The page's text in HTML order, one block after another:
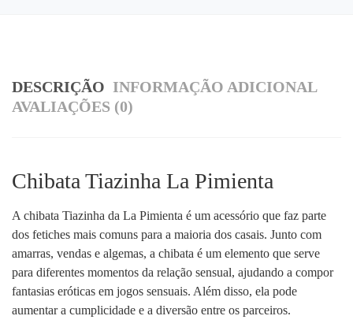
DESCRIÇÃO INFORMAÇÃO ADICIONAL
AVALIAÇÕES (0)
Chibata Tiazinha La Pimienta
A chibata Tiazinha da La Pimienta é um acessório que faz parte
dos fetiches mais comuns para a maioria dos casais. Junto com
amarras, vendas e algemas, a chibata é um elemento que serve
para diferentes momentos da relação sensual, ajudando a compor
fantasias eróticas em jogos sensuais. Além disso, ela pode
aumentar a cumplicidade e a diversão entre os parceiros.